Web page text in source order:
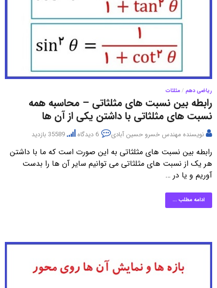
ریاضی دهم /مثلثات
رابطه بین نسبت های مثلثاتی – محاسبه همه
نسبت های مثلثاتی با داشتن یکی از آن ها
نویسنده مهندس خسرو حسین آبادی 6 دیدگاه
رابطه بین نسبت های مثلثاتی به این صورت است که ما با داشتن
هر یک از نسبت های مثلثاتی می توانیم سایر آن ها را بدست
آوریم و یا در …
ادامه مطلب ...